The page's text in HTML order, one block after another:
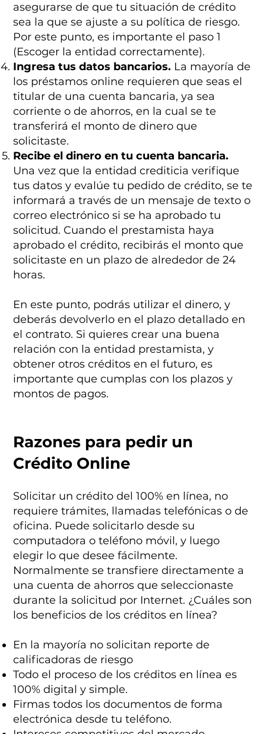
asegurarse de que tu situación de crédito
sea la que se ajuste a su política de riesgo.
Por este punto, es importante el paso 1
(Escoger la entidad correctamente).
Ingresa tus datos bancarios. La mayoría de
los préstamos online requieren que seas el
titular de una cuenta bancaria, ya sea
corriente o de ahorros, en la cual se te
transferirá el monto de dinero que
solicitaste.
Recibe el dinero en tu cuenta bancaria.
Una vez que la entidad crediticia verifique
tus datos y evalúe tu pedido de crédito, se te
informará a través de un mensaje de texto o
correo electrónico si se ha aprobado tu
solicitud. Cuando el prestamista haya
aprobado el crédito, recibirás el monto que
solicitaste en un plazo de alrededor de 24
horas.
En este punto, podrás utilizar el dinero, y
deberás devolverlo en el plazo detallado en
el contrato. Si quieres crear una buena
relación con la entidad prestamista, y
obtener otros créditos en el futuro, es
importante que cumplas con los plazos y
montos de pagos.
Razones para pedir un
Crédito Online
Solicitar un crédito del 100% en línea, no
requiere trámites, llamadas telefónicas o de
oficina. Puede solicitarlo desde su
computadora o teléfono móvil, y luego
elegir lo que desee fácilmente.
Normalmente se transfiere directamente a
una cuenta de ahorros que seleccionaste
durante la solicitud por Internet. ¿Cuáles son
los beneficios de los créditos en línea?
En la mayoría no solicitan reporte de
calificadoras de riesgo
Todo el proceso de los créditos en línea es
100% digital y simple.
Firmas todos los documentos de forma
electrónica desde tu teléfono.